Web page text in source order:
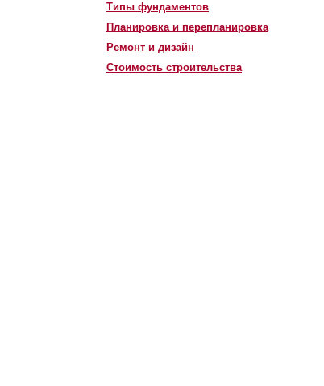
Типы фундаментов
Планировка и перепланировка
Ремонт и дизайн
Стоимость строительства